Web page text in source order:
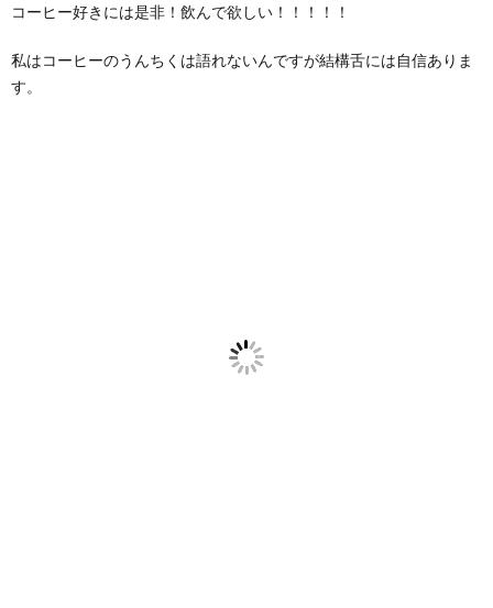
コーヒー好きには是非！飲んで欲しい！！！！！
私はコーヒーのうんちくは語れないんですが結構舌には自信ありま
す。